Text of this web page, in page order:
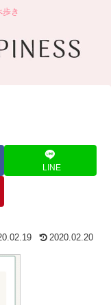
歩き
LINE
2020.02.20